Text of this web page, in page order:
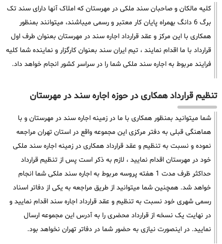
کلیه مالکان و صاحبان سند ملکی در مهرستان که املاک آنها دارای سند تک
برگ 6 دانگ بهمراه پایان کار معتبر و رسمی میباشند، میتوانند بمنظور
همکاری با این مرکز و عقد قرارداد اجاره سند در مهرستان بعنوان طرف اول
قرارداد با ما اقدام نمایند ، تیم ایران سند بعنوان کارگزار و نماینده شما کلیه
فرایند مربوط به اجاره سند ملکی شما را در سراسر کشور انجام خواهد داد.
تنظیم قرارداد همکاری در حوزه اجاره سند در مهرستان
شما میتوانید بمنظور همکاری با ما در زمینه اجاره سند در مهرستان و با
هماهنگی قبلی به دفتر مرکزی این مجموعه واقع در استان تهران مراجعه
نموده و نسبت به تنظیم و عقد قرارداد همکاری در زمینه اجاره سند ملکی
خود در مهرستان اقدام نمایید ، لازم به ذکر است پس از تنظیم قرارداد
حداکثر ظرف مدت 1 هفته پروسه مربوط به اجاره سند ملکی شما انجام
خواهد شد. همچنین شما میتوانید از طریق مراجعه به یکی از دفاتر اسناد
رسمی شهری خود نسبت به تنظیم و عقد قرارداد اجاره سند اقدام نمایید و
در نهایت یک نسخه از قرارداد محضری را به آدرس این مجموعه ارسال
نمایید. در اینصورت نیازی به حضور شما در دفاتر تهران نخواهد بود.